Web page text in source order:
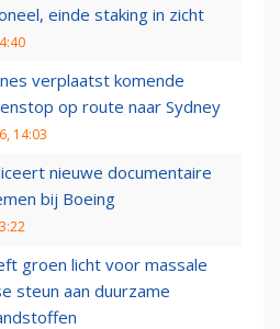
einde staking in zicht
verplaatst komende
op route naar Sydney
14:03
nieuwe documentaire
bij Boeing
groen licht voor massale
steun aan duurzame